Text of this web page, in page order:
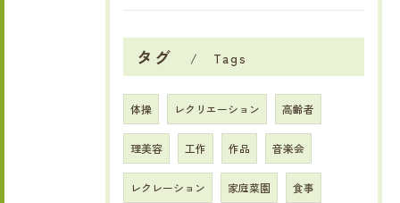
タグ Tags
体操 レクリエーション 高齢者
理美容 工作 作品 音楽会
レクレーション 家庭菜園 食事